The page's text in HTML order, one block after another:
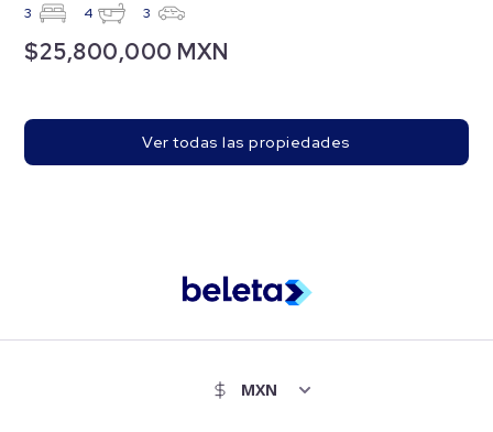
3 4 3
$25,800,000 MXN
Ver todas las propiedades